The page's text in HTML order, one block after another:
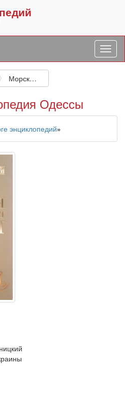
Морская энциклопедия Одессы
Одессы
энциклопедий»